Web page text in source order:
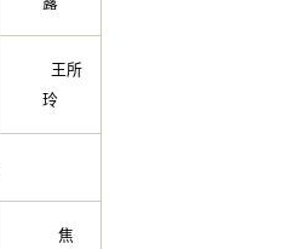
王所
玲
焦